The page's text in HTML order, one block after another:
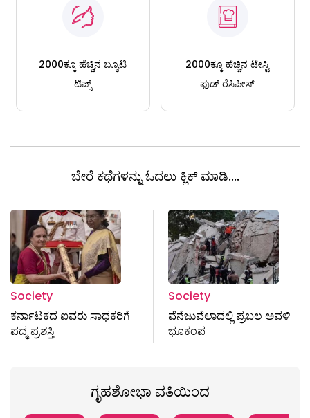
2000ಕ್ಕೂ ಹೆಚ್ಚಿನ ಬ್ಯೂಟಿ
ಟಿಪ್ಸ್
2000ಕ್ಕೂ ಹೆಚ್ಚಿನ ಟೇಸ್ಟಿ
ಫುಡ್ ರೆಸಿಪೀಸ್
ಬೇರೆ ಕಥೆಗಳನ್ನು ಓದಲು ಕ್ಲಿಕ್ ಮಾಡಿ....
Society
ಕರ್ನಾಟಕದ ಐವರು ಸಾಧಕರಿಗೆ
ಪದ್ಮ ಪ್ರಶಸ್ತಿ
Society
ವೆನೆಜುವೆಲಾದಲ್ಲಿ ಪ್ರಬಲ ಅವಳಿ
ಭೂಕಂಪ
ಗೃಹಶೋಭಾ ವತಿಯಿಂದ